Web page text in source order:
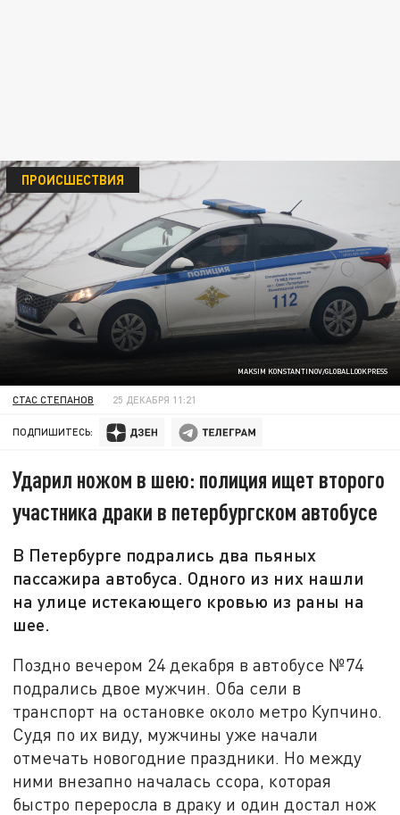
MAKSIM KONSTANTINOV/GLOBALLOOKPRESS
ПРОИСШЕСТВИЯ
СТАС СТЕПАНОВ 25 ДЕКАБРЯ 11:21
ПОДПИШИТЕСЬ:
Ударил ножом в шею: полиция ищет второго
участника драки в петербургском автобусе
В Петербурге подрались два пьяных
пассажира автобуса. Одного из них нашли
на улице истекающего кровью из раны на
шее.
Поздно вечером 24 декабря в автобусе №74
подрались двое мужчин. Оба сели в
транспорт на остановке около метро Купчино.
Судя по их виду, мужчины уже начали
отмечать новогодние праздники. Но между
ними внезапно началась ссора, которая
быстро переросла в драку и один достал нож